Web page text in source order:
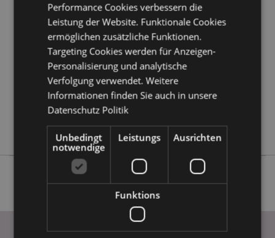
Produktattribute
Information
Höhe 13.5cm Base Durchmesser 6cm
36
0.179000
Keine
Keine
Keine
Performance Cookies verbessern die
Leistung der Website. Funktionale Cookies
ermöglichen zusätzliche Funktionen.
Targeting Cookies werden für Anzeigen-
Personalisierung und analytische
Verfolgung verwendet. Weitere
Informationen finden Sie auch in unsere
Datenschutz Politik
Unbedingt
notwendige
Leistungs Ausrichten
Funktions